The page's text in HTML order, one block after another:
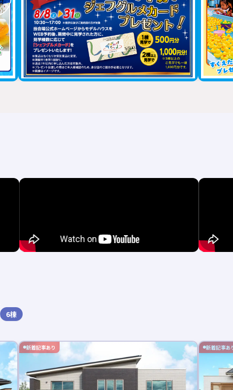
6棟
新着記事あり